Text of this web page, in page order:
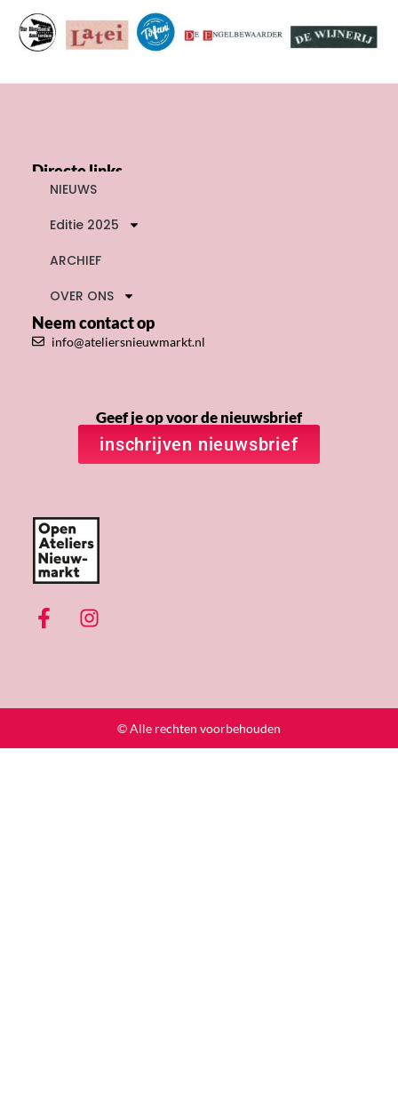
Directe links
NIEUWS
Editie 2025
ARCHIEF
OVER ONS
Neem contact op
info@ateliersnieuwmarkt.nl
Geef je op voor de nieuwsbrief
inschrijven nieuwsbrief
© Alle rechten voorbehouden